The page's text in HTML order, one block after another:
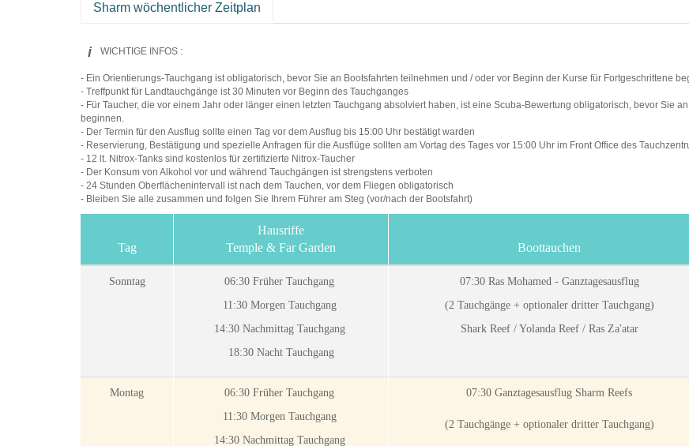
Sharm wöchentlicher Zeitplan
i WICHTIGE INFOS :
- Ein Orientierungs-Tauchgang ist obligatorisch, bevor Sie an Bootsfahrten teilnehmen und / oder vor Beginn der Kurse für Fortgeschrittene
- Treffpunkt für Landtauchgänge ist 30 Minuten vor Beginn des Tauchganges
- Für Taucher, die vor einem Jahr oder länger einen letzten Tauchgang absolviert haben, ist eine Scuba-Bewertung obligatorisch, bevor Sie
beginnen.
- Der Termin für den Ausflug sollte einen Tag vor dem Ausflug bis 15:00 Uhr bestätigt warden
- Reservierung, Bestätigung und spezielle Anfragen für die Ausflüge sollten am Vortag des Tages vor 15:00 Uhr im Front Office des
- 12 lt. Nitrox-Tanks sind kostenlos für zertifizierte Nitrox-Taucher
- Der Konsum von Alkohol vor und während Tauchgängen ist strengstens verboten
- 24 Stunden Oberflächenintervall ist nach dem Tauchen, vor dem Fliegen obligatorisch
- Bleiben Sie alle zusammen und folgen Sie Ihrem Führer am Steg (vor/nach der Bootsfahrt)
Tag
Hausriffe
Temple & Far Garden
Boottauchen
Sonntag
06:30 Früher Tauchgang
11:30 Morgen Tauchgang
14:30 Nachmittag Tauchgang
18:30 Nacht Tauchgang
07:30 Ras Mohamed - Ganztagesausflug
(2 Tauchgänge + optionaler dritter Tauchgang)
Shark Reef / Yolanda Reef / Ras Za'atar
Montag
06:30 Früher Tauchgang
11:30 Morgen Tauchgang
14:30 Nachmittag Tauchgang
07:30 Ganztagesausflug Sharm Reefs
(2 Tauchgänge + optionaler dritter Tauchgang)